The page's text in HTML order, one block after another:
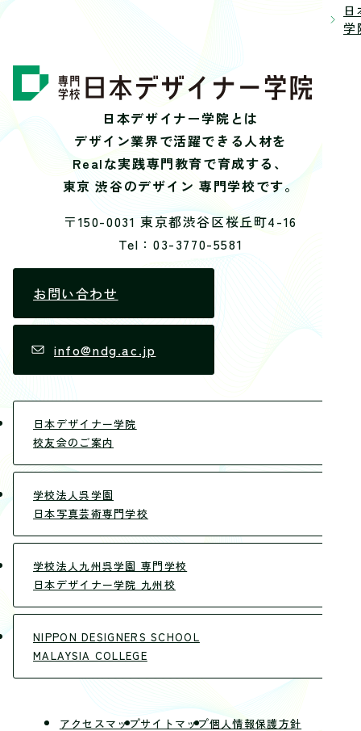
学
日本デザイナー学院とは
デザイン業界で活躍できる人材を
Realな実践専門教育で育成する、
東京 渋谷のデザイン 専門学校です。
〒150-0031 東京都渋谷区桜丘町4-16
Tel：03-3770-5581
お問い合わせ
info@ndg.ac.jp
日本デザイナー学院
校友会のご案内
学校法人呉学園
日本写真芸術専門学校
学校法人九州呉学園 専門学校
日本デザイナー学院 九州校
NIPPON DESIGNERS SCHOOL
MALAYSIA COLLEGE
アクセスマップサイトマップ個人情報保護方針